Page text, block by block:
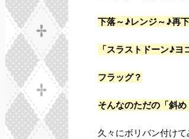
下落～♪レンジ～♪再
「スラストドーン♪ヨ
フラッグ？
そんなのただの「斜
久々にボリバン付け